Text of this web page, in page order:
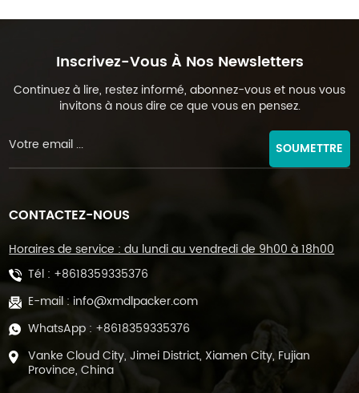
Inscrivez-Vous À Nos Newsletters
Continuez à lire, restez informé, abonnez-vous et nous vous
invitons à nous dire ce que vous en pensez.
SOUMETTRE
CONTACTEZ-NOUS
Horaires de service : du lundi au vendredi de 9h00 à 18h00
Tél : +8618359335376
E-mail : info@xmdlpacker.com
WhatsApp : +8618359335376
Vanke Cloud City, Jimei District, Xiamen City, Fujian
Province, China